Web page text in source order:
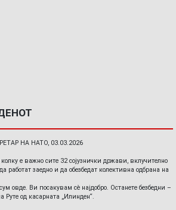
НА НАТО, 03.03.2026
е важно сите 32 сојузнички држави, вклучително
работат заедно и да обезбедат колективна одбрана на
овде. Ви посакувам сè најдобро. Останете безбедни –
Руте од касарната „Илинден“.